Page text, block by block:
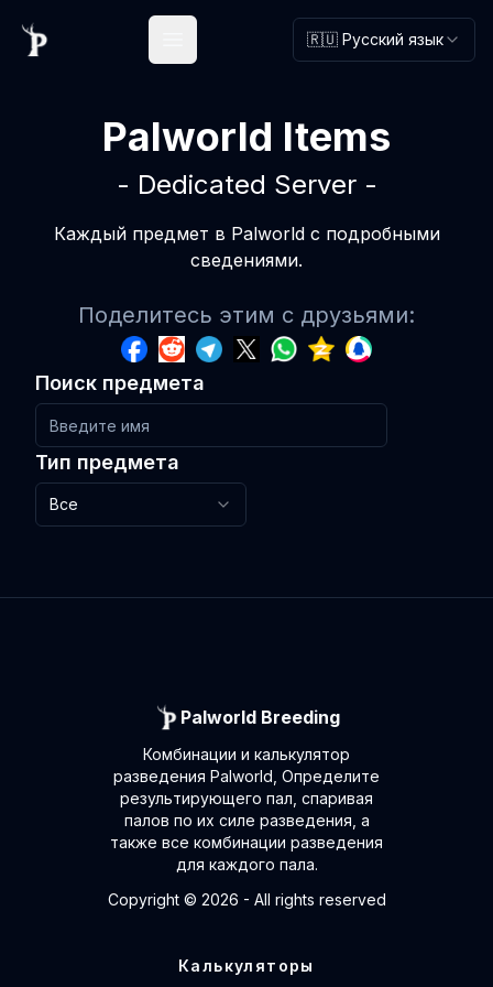
Open main menu
🇷🇺 Русский язык
Palworld Items
- Dedicated Server -
Каждый предмет в Palworld с подробными
сведениями.
Поделитесь этим с друзьями:
Поиск предмета
Тип предмета
Все
Palworld Breeding
Комбинации и калькулятор
разведения Palworld, Определите
результирующего пал, спаривая
палов по их силе разведения, а
также все комбинации разведения
для каждого пала.
Copyright © 2026 - All rights reserved
Калькуляторы